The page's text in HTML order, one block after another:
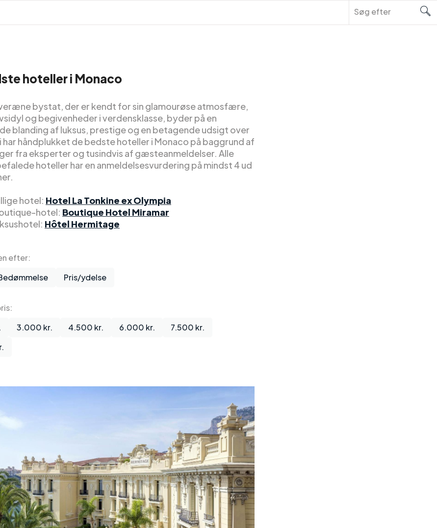
hoteller i Monaco
bystat, der er kendt for sin glamourøse atmosfære,
og begivenheder i verdensklasse, byder på en
blanding af luksus, prestige og en betagende udsigt over
har håndplukket de bedste hoteller i Monaco på baggrund af
fra eksperter og tusindvis af gæsteanmeldelser. Alle
hoteller har en anmeldelsesvurdering på mindst 4 ud
hotel: Hotel La Tonkine ex Olympia
hotel: Boutique Hotel Miramar
Hôtel Hermitage
efter:
Pris/ydelse
3.000 kr. 4.500 kr. 6.000 kr.
7.500 kr.